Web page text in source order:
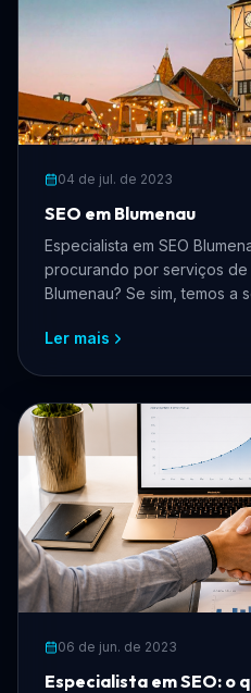
04 de jul. de 2023
SEO em Blumenau
Especialista em SEO
procurando por serviços de
Blumenau? Se sim, temos
Ler mais
06 de jun. de 2023
Especialista em SEO: o